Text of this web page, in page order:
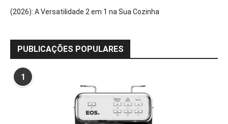
(2026): A Versatilidade 2 em 1 na Sua Cozinha
PUBLICAÇÕES POPULARES
1